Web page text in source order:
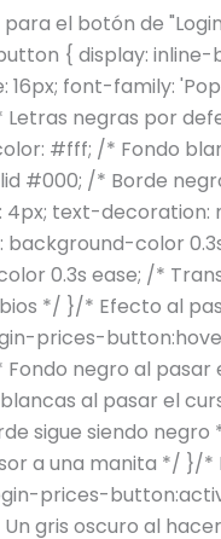
el botón de
{ display: inline-
16px; font-family:
Letras negras por
#fff; /* Fondo
#000; /* Borde
4px; text-decoration:
background-color
0.3s ease; /*
*/ }/* Efecto al
prices-
negro al pasar
al pasar el
sigue siendo
a una manita */ }/*
prices-
gris oscuro al